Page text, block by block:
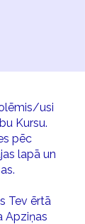
usi
Kursu.
pēc
lapā un
Tev ērtā
Apziņas